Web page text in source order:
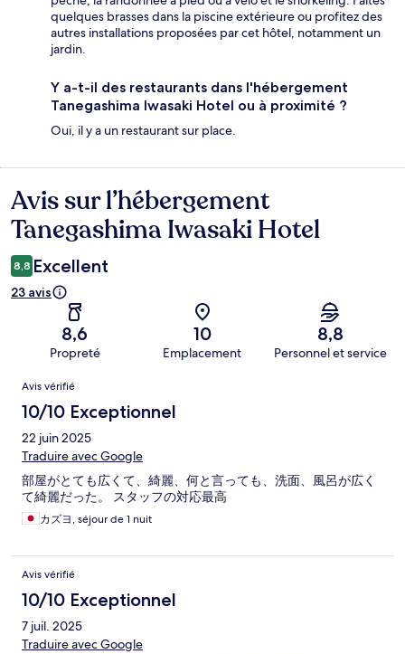
quelques brasses dans la piscine extérieure ou profitez des
autres installations proposées par cet hôtel, notamment un
jardin.
Y a-t-il des restaurants dans l'hébergement
Tanegashima Iwasaki Hotel ou à proximité ?
Oui, il y a un restaurant sur place.
Avis
Avis sur l’hébergement
Tanegashima Iwasaki Hotel
8,8 Excellent
23 avis
8,6
Propreté
10
Emplacement
8,8
Personnel et service
Avis
Avis vérifié
10/10 Exceptionnel
22 juin 2025
Traduire avec Google
部屋がとても広くて、綺麗、何と言っても、洗面、風呂が広く
て綺麗だった。 スタッフの対応最高
カズヨ, séjour de 1 nuit
Avis vérifié
10/10 Exceptionnel
7 juil. 2025
Traduire avec Google